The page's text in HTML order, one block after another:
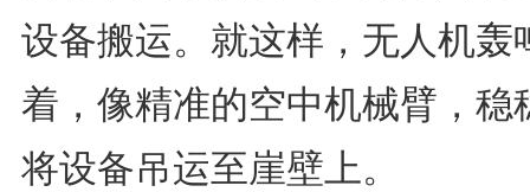
设备搬运。就这样，无人机轰
着，像精准的空中机械臂，稳
将设备吊运至崖壁上。